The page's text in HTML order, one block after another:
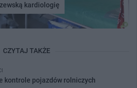
kardiologię
CZYTAJ TAKŻE
kontrole pojazdów rolniczych